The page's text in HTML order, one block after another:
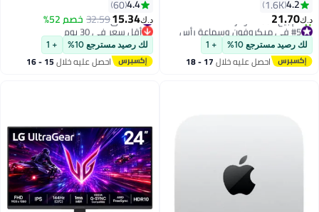
إطار متين، ميكروفون فائق الوضوح
10 مم، USB-C، USB-A، 3.5 مم
4.2
1.6K
د.ك‏21.70
#5 في ميكروفون وسماعة رأس
باقي 5 وحدات في المخزون
تم بيع +200 مؤخرًا
#5 في ميكروفون وسماعة رأس
لك رصيد مسترجع 10% + 1
احصل عليه خلال 17 - 18
ومنفذ VESA وHDMI وVGA، وشاشة
LED لحماية العين/الإمالة المريحة
للكمبيوتر الشخصي، باللون الأسود،
22N1
4.4
60
د.ك‏15.34
32.59خصم 52% #12 في ملحقات الشاشة
أقل سعر في 30 يوم
#12 في ملحقات الشاشة
لك رصيد مسترجع 10% + 1
احصل عليه خلال 15 - 16